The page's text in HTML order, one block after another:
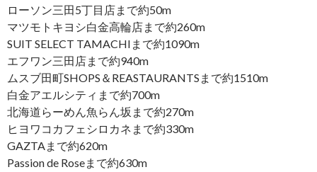
ローソン三田5丁目店まで約50m
マツモトキヨシ白金高輪店まで約260m
SUIT SELECT TAMACHIまで約1090m
エフワン三田店まで約940m
ムスブ田町SHOPS＆REASTAURANTSまで約1510m
白金アエルシティまで約700m
北海道らーめん魚らん坂まで約270m
ヒヨワコカフェシロカネまで約330m
GAZTAまで約620m
Passion de Roseまで約630m